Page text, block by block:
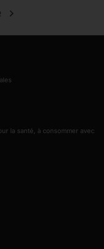
précédente
Diapositive suivante
la santé, à consommer avec